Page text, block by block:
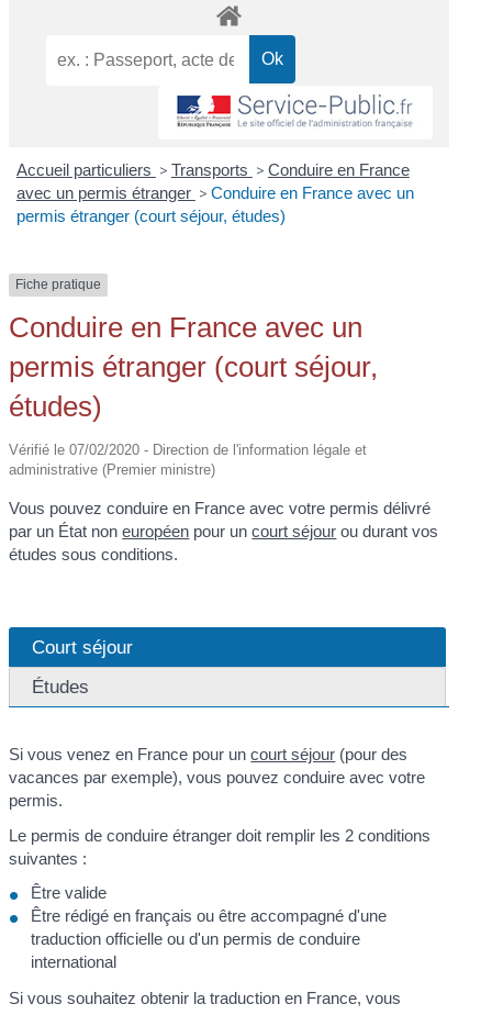
Accueil particuliers > Transports > Conduire en France
avec un permis étranger > Conduire en France avec un
permis étranger (court séjour, études)
Fiche pratique
Conduire en France avec un
permis étranger (court séjour,
études)
Vérifié le 07/02/2020 - Direction de l'information légale et
administrative (Premier ministre)
Vous pouvez conduire en France avec votre permis délivré
par un État noneuropéen pour uncourt séjour ou durant vos
études sous conditions.
Court séjour
Études
Si vous venez en France pour uncourt séjour (pour des
vacances par exemple), vous pouvez conduire avec votre
permis.
Le permis de conduire étranger doit remplir les 2 conditions
suivantes :
Être valide
Être rédigé en français ou être accompagné d'une
traduction officielle ou d'un permis de conduire
international
Si vous souhaitez obtenir la traduction en France, vous